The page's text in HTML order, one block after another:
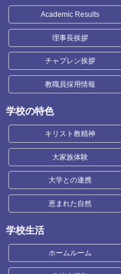
Academic Results
理事長挨拶
チャプレン挨拶
教職員採用情報
学校の特色
キリスト教精神
大家族体験
大学との連携
恵まれた自然
学校生活
ホームルーム